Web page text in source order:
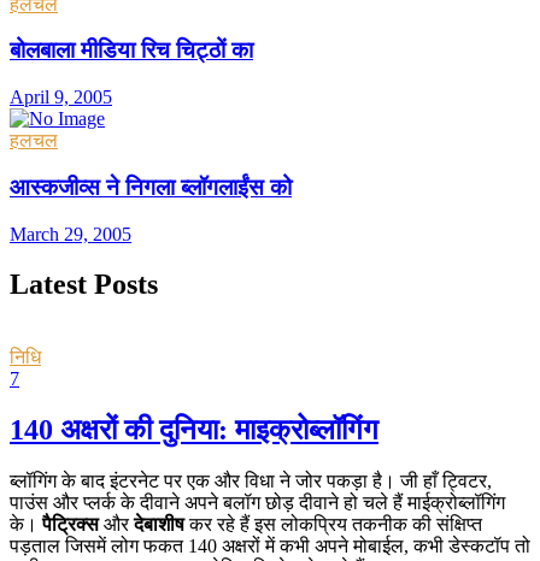
बोलबाला मीडिया रिच चिट्ठों का
April 9, 2005
हलचल
आस्कजीव्स ने निगला ब्लॉगलाईंस को
March 29, 2005
Latest Posts
निधि
7
140 अक्षरों की दुनिया: माइक्रोब्लॉगिंग
ब्लॉगिंग के बाद इंटरनेट पर एक और विधा ने जोर पकड़ा है। जी हाँ ट्विटर,
पाउंस और प्लर्क के दीवाने अपने बलॉग छोड़ दीवाने हो चले हैं माईक्रोब्लॉगिंग
के।पैट्रिक्सऔरदेबाशीषकर रहे हैं इस लोकप्रिय तकनीक की संक्षिप्त
पड़ताल जिसमें लोग फकत 140 अक्षरों में कभी अपने मोबाईल, कभी डेस्कटॉप तो